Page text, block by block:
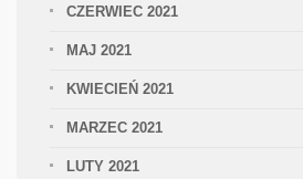
CZERWIEC 2021
MAJ 2021
KWIECIEŃ 2021
MARZEC 2021
LUTY 2021